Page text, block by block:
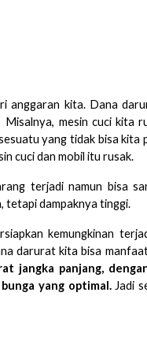
anggaran kita. Dana
mesin cuci kita
yang tidak bisa kita
cuci dan mobil itu rusak.
terjadi namun bisa
tetapi dampaknya tinggi.
kemungkinan
darurat kita bisa
jangka panjang,
yang optimal. Jadi